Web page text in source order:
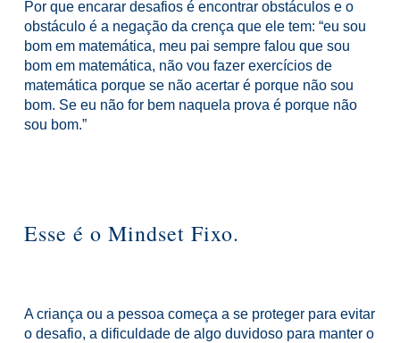
Por que encarar desafios é encontrar obstáculos e o
obstáculo é a negação da crença que ele tem: “eu sou
bom em matemática, meu pai sempre falou que sou
bom em matemática, não vou fazer exercícios de
matemática porque se não acertar é porque não sou
bom. Se eu não for bem naquela prova é porque não
sou bom.”
Esse é o Mindset Fixo.
A criança ou a pessoa começa a se proteger para evitar
o desafio, a dificuldade de algo duvidoso para manter o